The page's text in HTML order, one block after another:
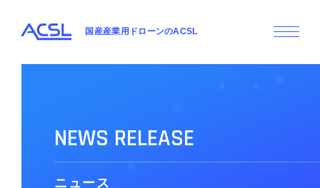
国産産業用ドローンのACSL
NEWS RELEASE
ニ ュ ー ス